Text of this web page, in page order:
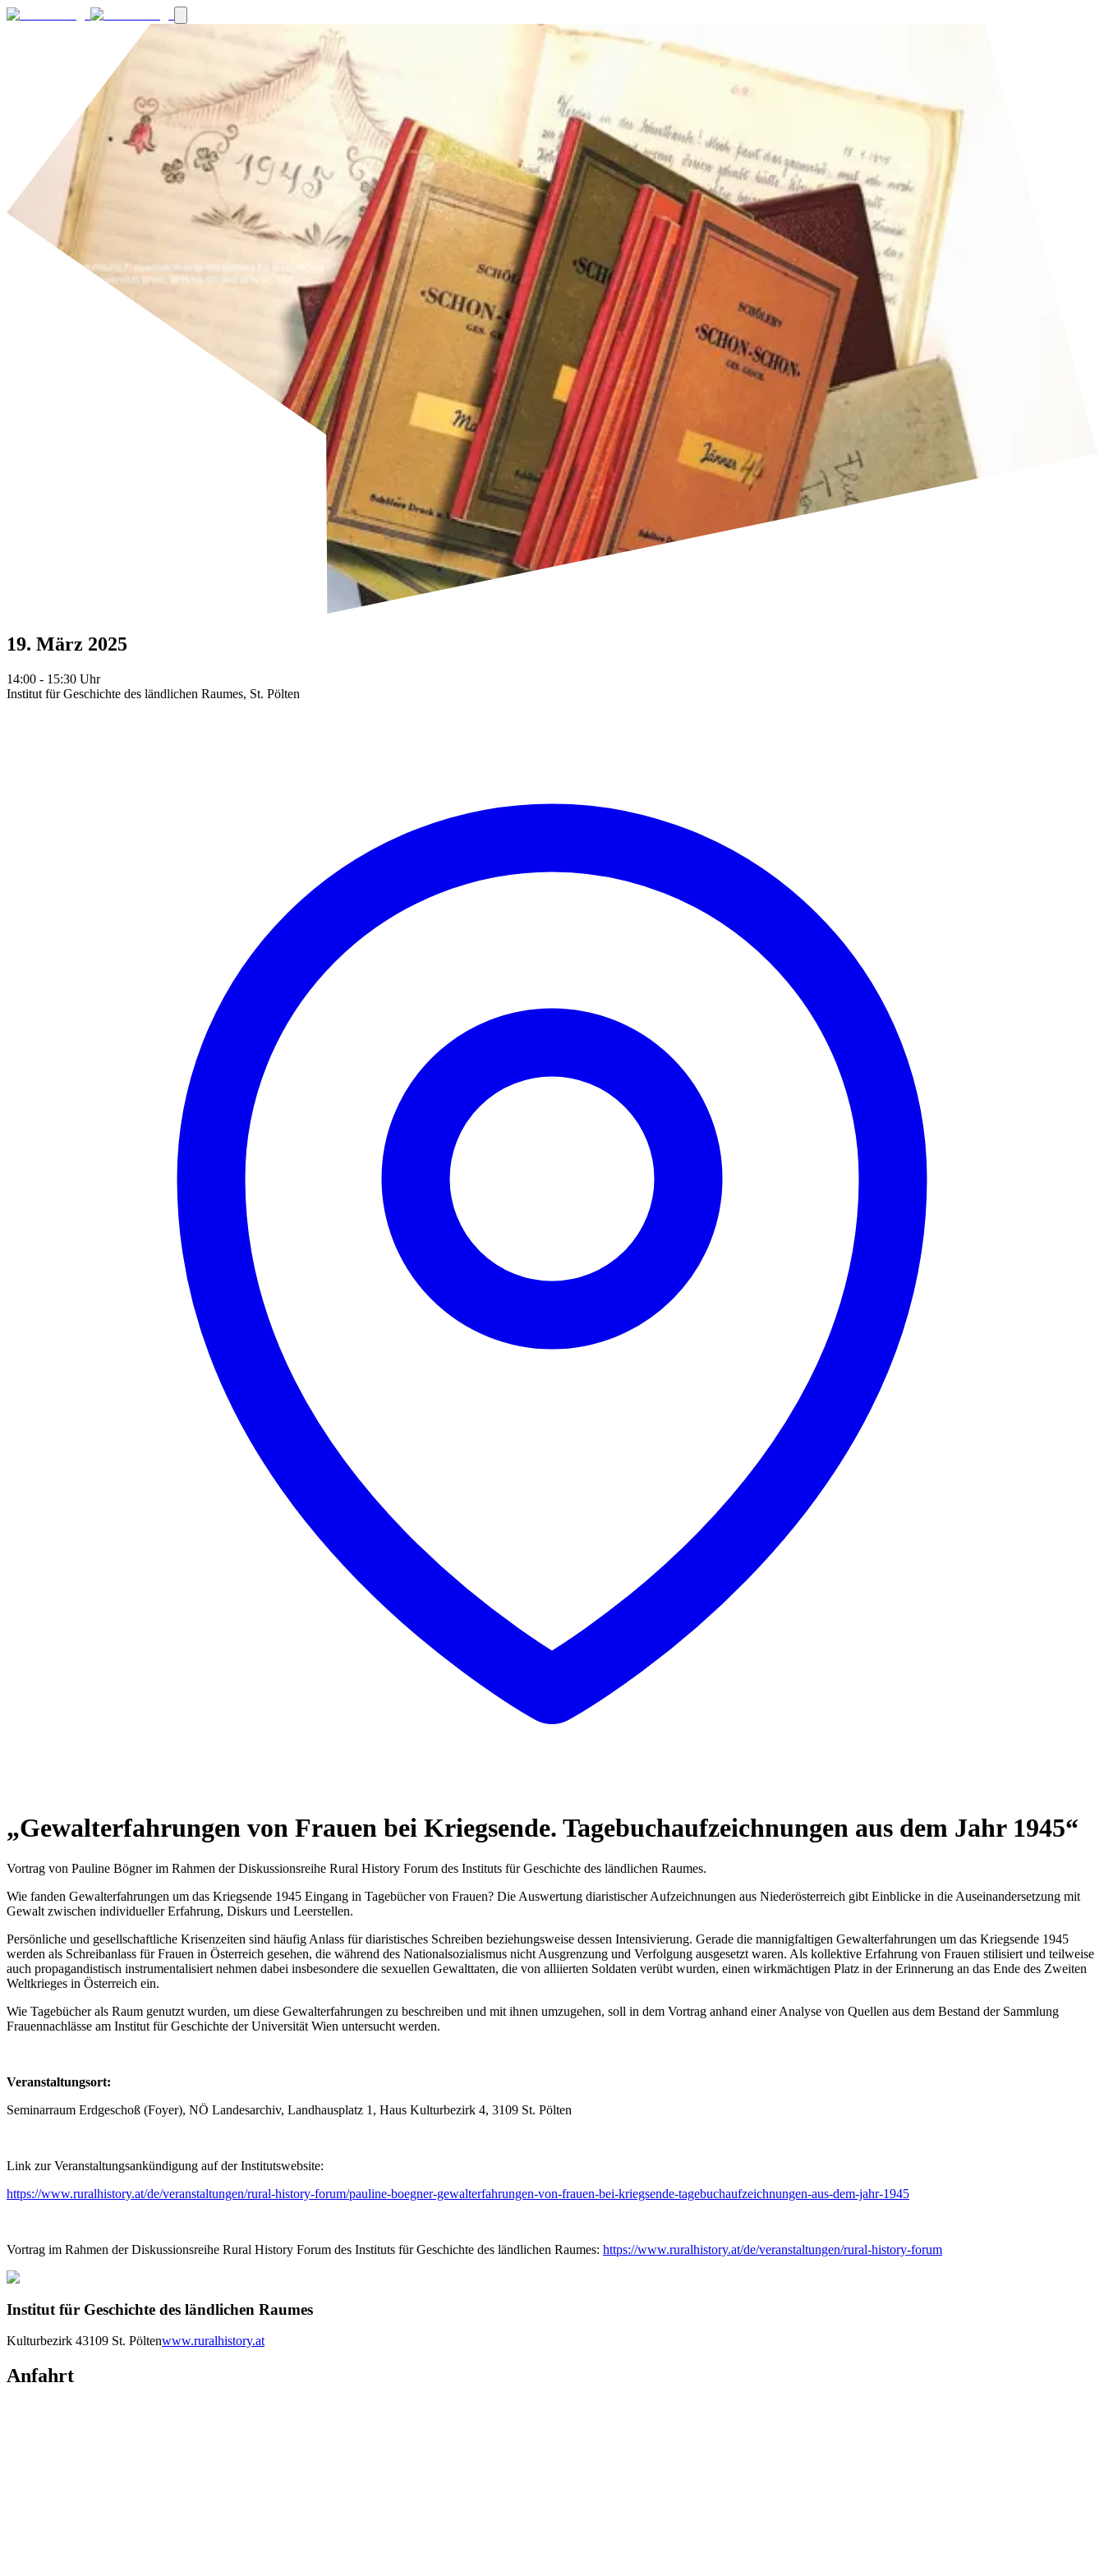
19. März 2025
14:00 - 15:30 Uhr
Institut für Geschichte des ländlichen Raumes, St. Pölten
„Gewalterfahrungen von Frauen bei Kriegsende. Tagebuchaufzeichnungen aus dem Jahr 1945“
Vortrag von Pauline Bögner im Rahmen der Diskussionsreihe Rural History Forum des Instituts für Geschichte des ländlichen Raumes.
Wie fanden Gewalterfahrungen um das Kriegsende 1945 Eingang in Tagebücher von Frauen? Die Auswertung diaristischer Aufzeichnungen aus Niederösterreich gibt Einblicke in die Auseinandersetzung mit
Gewalt zwischen individueller Erfahrung, Diskurs und Leerstellen.
Persönliche und gesellschaftliche Krisenzeiten sind häufig Anlass für diaristisches Schreiben beziehungsweise dessen Intensivierung. Gerade die mannigfaltigen Gewalterfahrungen um das Kriegsende 1945
werden als Schreibanlass für Frauen in Österreich gesehen, die während des Nationalsozialismus nicht Ausgrenzung und Verfolgung ausgesetzt waren. Als kollektive Erfahrung von Frauen stilisiert und teilweise
auch propagandistisch instrumentalisiert nehmen dabei insbesondere die sexuellen Gewalttaten, die von alliierten Soldaten verübt wurden, einen wirkmächtigen Platz in der Erinnerung an das Ende des Zweiten
Weltkrieges in Österreich ein.
Wie Tagebücher als Raum genutzt wurden, um diese Gewalterfahrungen zu beschreiben und mit ihnen umzugehen, soll in dem Vortrag anhand einer Analyse von Quellen aus dem Bestand der Sammlung
Frauennachlässe am Institut für Geschichte der Universität Wien untersucht werden.
Veranstaltungsort:
Seminarraum Erdgeschoß (Foyer), NÖ Landesarchiv, Landhausplatz 1, Haus Kulturbezirk 4, 3109 St. Pölten
Link zur Veranstaltungsankündigung auf der Institutswebsite:
https://www.ruralhistory.at/de/veranstaltungen/rural-history-forum/pauline-boegner-gewalterfahrungen-von-frauen-bei-kriegsende-tagebuchaufzeichnungen-aus-dem-jahr-1945
Vortrag im Rahmen der Diskussionsreihe Rural History Forum des Instituts für Geschichte des ländlichen Raumes: https://www.ruralhistory.at/de/veranstaltungen/rural-history-forum
Institut für Geschichte des ländlichen Raumes
Kulturbezirk 43109 St. Pöltenwww.ruralhistory.at
Anfahrt